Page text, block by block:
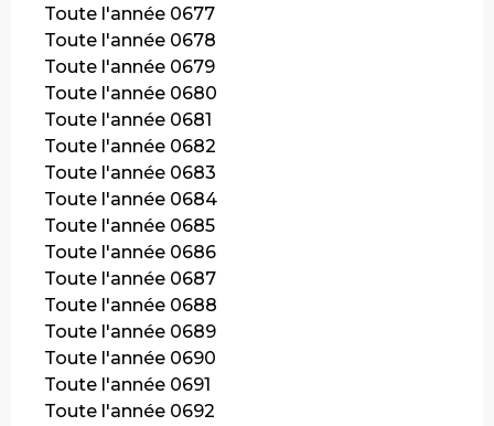
Toute l'année 0677
Toute l'année 0678
Toute l'année 0679
Toute l'année 0680
Toute l'année 0681
Toute l'année 0682
Toute l'année 0683
Toute l'année 0684
Toute l'année 0685
Toute l'année 0686
Toute l'année 0687
Toute l'année 0688
Toute l'année 0689
Toute l'année 0690
Toute l'année 0691
Toute l'année 0692